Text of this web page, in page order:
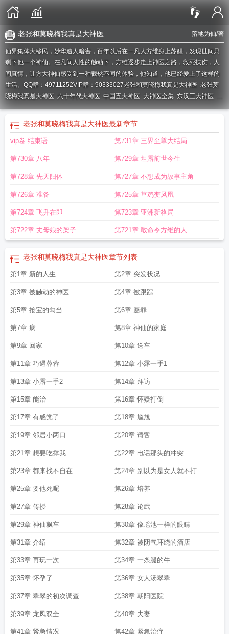
落地为仙/著
老张和莫晓梅我真是大神医
仙界集体大移民，妙华遭人暗害，百年以后在一凡人方维身上苏醒，发现世间只
剩下他一个神仙。在凡间人性的触动下，方维逐步走上神医之路，救死扶伤，人
间真情，让方大神仙感受到一种截然不同的体验，他知道，他已经爱上了这样的
生活。QQ群：49711252VIP群：90333027老张和莫晓梅我真是大神医 老张莫
晓梅我真是大神医 六十年代大神医 中国五大神医 大神医全集 东汉三大神医 张
医生莫晓梅免费阅读我是大神医古代三大神医莫晓梅张大神医桃运大神医大
神医老张
四川十大神医 古代四大神医 极品老中医
神医
为仙中国古代五大神医 大神医最新章节太原老中医十大神医
医大道公
冒牌大神医 云南最厉害十大神医大神医全文阅读
医妙华云南治癌十大神医 大神医章节目录免费阅读当代民间十大神医
是大神医大神医免费阅读全文 东汉末年三大神医大神医有声
时期的三大神医大神医系统李默 大神医txt大什么大什么四字成语
免费阅读黄帝时期的三大神医是哪大神医 电视广告四大神医大神医老张免费阅
读我国十大神医老张和莫小梅我真是大神医大什么大什么大神医系统李昊免
费阅读大神医全文免费阅读无弹窗中国历史四大神医
医中国4大神医中国古代的四大神医大神医免费阅全文大神医隐士记忆大神
医无弹窗大神医落地为仙 四川省十大神医大神医张与晓梅免费阅读
什么成语 大神医药化工(太仓)有限公司 大神医老张莫晓梅免费阅读
类大神医方维完整版 中国古代三大神医大神医张医生
大神医 大秦神医 乡村大神医中国古代十大神医
免费阅读老张
中国古代四大神医 大神医李昊
大神医大神医莫晓梅免费阅读 王连山林小莲我真是大神医
老张和莫晓梅我真是大神医最新章节
vip卷 结束语 第731章 三界至尊大结局
第730章 八年 第729章 坦露前世今生
第728章 先天阳体 第727章 不想成为故事主角
第726章 准备 第725章 草鸡变凤凰
第724章 飞升在即 第723章 亚洲新格局
第722章 丈母娘的架子 第721章 敢命令方维的人
老张和莫晓梅我真是大神医章节列表
第1章 新的人生 第2章 突发状况
第3章 被触动的神医 第4章 被跟踪
第5章 抢宝的勾当 第6章 赔罪
第7章 病 第8章 神仙的家庭
第9章 回家 第10章 送车
第11章 巧遇蓉蓉 第12章 小露一手1
第13章 小露一手2 第14章 拜访
第15章 能治 第16章 怀疑打倒
第17章 有感觉了 第18章 尴尬
第19章 邻居小两口 第20章 请客
第21章 想要吃撑我 第22章 电话那头的冲突
第23章 都来找不自在 第24章 别以为是女人就不打
第25章 要他死呢 第26章 培养
第27章 传授 第28章 论武
第29章 神仙飙车 第30章 像瑶池一样的眼睛
第31章 介绍 第32章 被阴气环绕的酒店
第33章 再玩一次 第34章 一条腿的牛
第35章 怀孕了 第36章 女人汤翠翠
第37章 翠翠的初次调查 第38章 朝阳医院
第39章 龙凤双全 第40章 夫妻
第41章 紧急情况 第42章 紧急治疗